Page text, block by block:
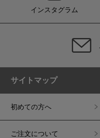
インスタグラム
サイトマップ
初めての方へ
ご注文について